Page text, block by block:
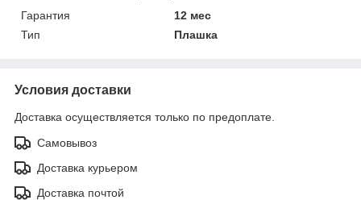
Гарантия
12 мес
Тип
Плашка
Условия доставки
Доставка осуществляется только по предоплате.
Самовывоз
Доставка курьером
Доставка почтой